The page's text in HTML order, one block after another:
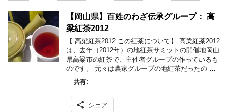
【岡山県】百姓のわざ伝承グループ： 高
梁紅茶2012
【 高梁紅茶2012 この紅茶について】 高梁紅茶2012
は、去年（2012年）の地紅茶サミットの開催地岡山
県高梁市の紅茶で、主催者グループの作っているも
のです。 元々は農家グループの地紅茶だったの …
共有:
シェア